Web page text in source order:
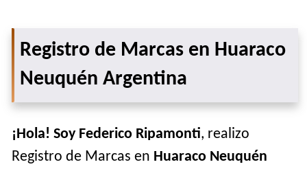
Registro de Marcas en Huaraco
Neuquén Argentina
¡Hola! Soy Federico Ripamonti, realizo
Registro de Marcas en Huaraco Neuquén